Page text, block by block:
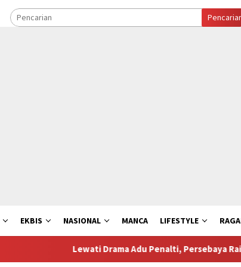
EKBIS NASIONAL MANCA LIFESTYLE
Lewati Drama Adu Penalti, Persebaya Raih Gelar